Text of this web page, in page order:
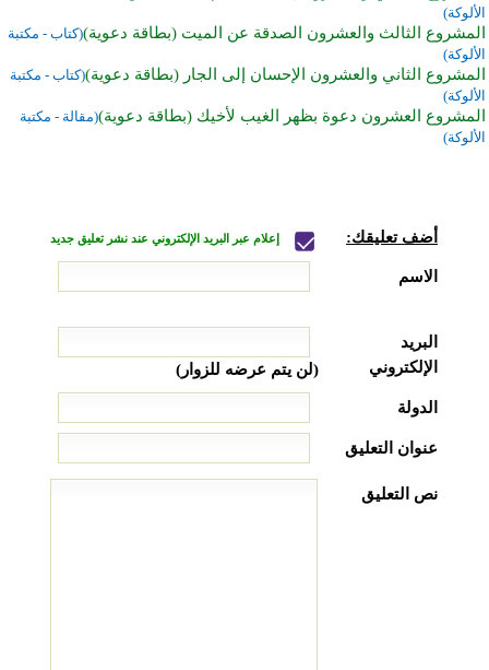
الألوكة)
المشروع الثالث والعشرون الصدقة عن الميت (بطاقة دعوية)(كتاب - مكتبة
الألوكة)
المشروع الثاني والعشرون الإحسان إلى الجار (بطاقة دعوية)(كتاب - مكتبة
الألوكة)
المشروع العشرون دعوة بظهر الغيب لأخيك (بطاقة دعوية)(مقالة - مكتبة
الألوكة)
أضف تعليقك: إعلام عبر البريد الإلكتروني عند نشر تعليق جديد
الاسم
البريد
الإلكتروني
(لن يتم عرضه للزوار)
الدولة
عنوان التعليق
نص التعليق